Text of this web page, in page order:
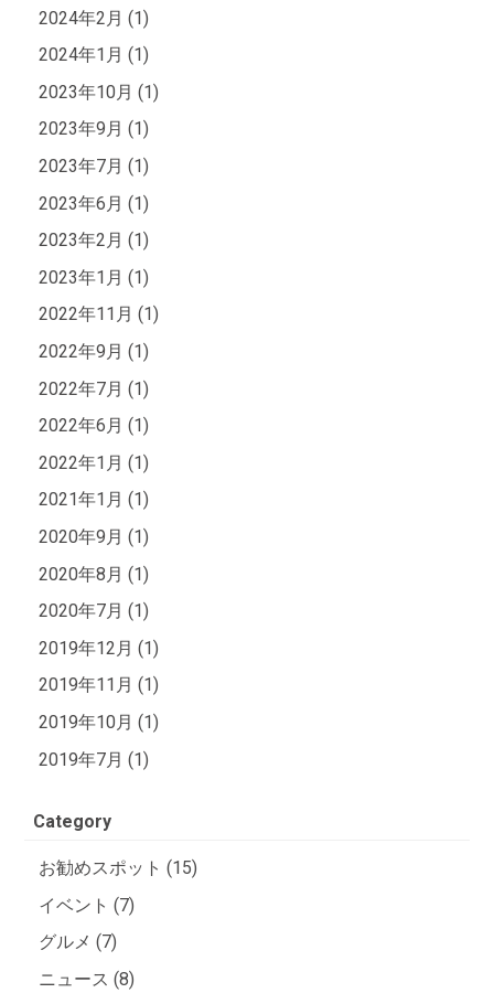
2024年2月 (1)
2024年1月 (1)
2023年10月 (1)
2023年9月 (1)
2023年7月 (1)
2023年6月 (1)
2023年2月 (1)
2023年1月 (1)
2022年11月 (1)
2022年9月 (1)
2022年7月 (1)
2022年6月 (1)
2022年1月 (1)
2021年1月 (1)
2020年9月 (1)
2020年8月 (1)
2020年7月 (1)
2019年12月 (1)
2019年11月 (1)
2019年10月 (1)
2019年7月 (1)
Category
お勧めスポット (15)
イベント (7)
グルメ (7)
ニュース (8)